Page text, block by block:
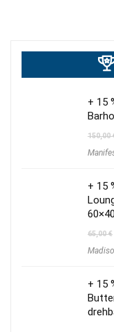
+ 15
150,00
+ 15
65,00€
+ 15